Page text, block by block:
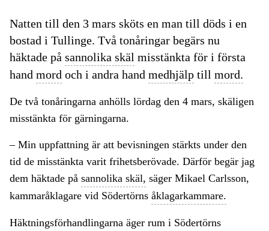
Natten till den 3 mars sköts en man till döds i en
bostad i Tullinge. Två tonåringar begärs nu
häktade på sannolika skäl misstänkta för i första
hand mord och i andra hand medhjälp till mord.
De två tonåringarna anhölls lördag den 4 mars, skäligen
misstänkta för gärningarna.
– Min uppfattning är att bevisningen stärkts under den
tid de misstänkta varit frihetsberövade. Därför begär jag
dem häktade på sannolika skäl, säger Mikael Carlsson,
kammaråklagare vid Södertörns åklagarkammare.
Häktningsförhandlingarna äger rum i Södertörns